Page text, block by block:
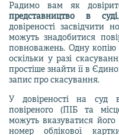
Радимо вам як
представництво в суді
довіреності засвідчити
можуть знадобитися
повноважень. Одну копію
оскільки у разі
простіше знайти її в
запис про скасування.
У довіреності на суд
повіреного (ПІБ та
можуть вказуватися його
номер облікової